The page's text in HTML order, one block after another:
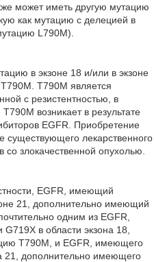
может иметь другую мутацию
как мутацию с делецией в
L790M).
в экзоне 18 и/или в экзоне
T790M является
с резистентностью, в
возникает в результате
EGFR. Приобретение
существующего лекарственного
злокачественной опухолью.
EGFR, имеющий
21, дополнительно имеющий
одним из EGFR,
в области экзона 18,
T790M, и EGFR, имеющего
21, дополнительно имеющего